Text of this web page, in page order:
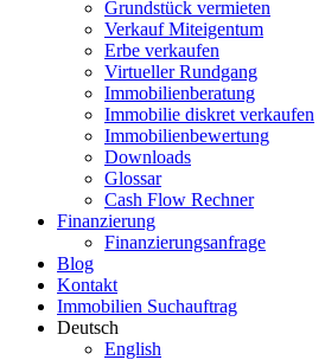
Grundstück vermieten
Verkauf Miteigentum
Erbe verkaufen
Virtueller Rundgang
Immobilienberatung
Immobilie diskret verkaufen
Immobilienbewertung
Downloads
Glossar
Cash Flow Rechner
Finanzierung
Finanzierungsanfrage
Blog
Kontakt
Immobilien Suchauftrag
Deutsch
English